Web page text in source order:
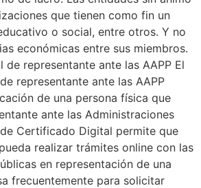
que tienen como fin un
o social, entre otros. Y no
económicas entre sus miembros.
representante ante las AAPP El
representante ante las AAPP
de una persona física que
ante las Administraciones
Certificado Digital permite que
realizar trámites online con las
en representación de una
frecuentemente para solicitar